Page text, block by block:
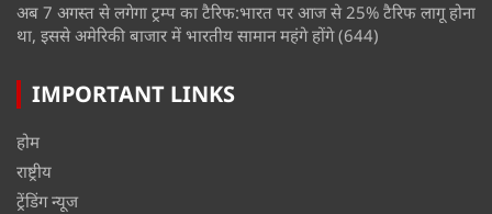
अब 7 अगस्त से लगेगा ट्रम्प का टैरिफ:भारत पर आज से 25% टैरिफ लागू होना
था, इससे अमेरिकी बाजार में भारतीय सामान महंगे होंगे (644)
IMPORTANT LINKS
होम
राष्ट्रीय
ट्रेंडिंग न्यूज